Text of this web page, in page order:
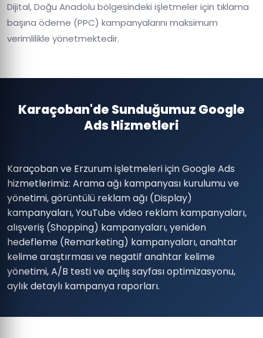
Dijital, Doğu Anadolu bölgesindeki işletmeler için tıklama
başına ödeme (PPC) kampanyalarını maksimum
verimlilikle yönetmektedir.
Karaçoban'de Sunduğumuz Google
Ads Hizmetleri
Karaçoban ve Erzurum işletmeleri için Google Ads
hizmetlerimiz: Arama ağı kampanyası kurulumu ve
yönetimi, görüntülü reklam ağı (Display)
kampanyaları, YouTube video reklam kampanyaları,
alışveriş (Shopping) kampanyaları, yeniden
hedefleme (Remarketing) kampanyaları, anahtar
kelime araştırması ve negatif anahtar kelime
yönetimi, A/B testi ve açılış sayfası optimizasyonu,
aylık detaylı kampanya raporları.